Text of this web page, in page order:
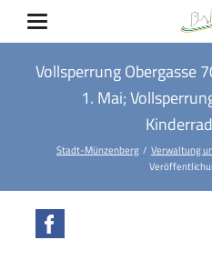
Vollsperrung Obergasse
1. Mai;
Stadt-Münzenberg Verwaltung